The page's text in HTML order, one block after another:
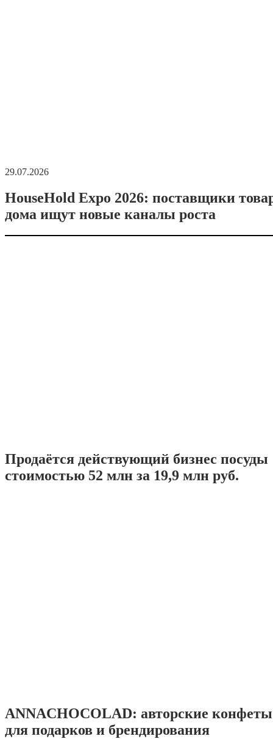
29.07.2026
HouseHold Expo 2026: поставщики
дома ищут новые каналы роста
Продаётся действующий бизнес посуды
стоимостью 52 млн за 19,9 млн руб.
ANNACHOCOLAD: авторские
для подарков и брендирования